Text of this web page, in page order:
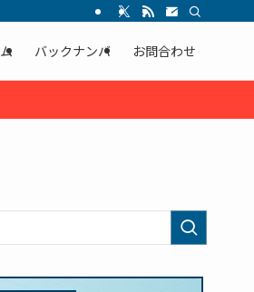
バックナンバ お問合わせ